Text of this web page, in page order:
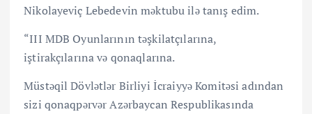
Nikolayeviç Lebedevin məktubu ilə tanış edim.
“III MDB Oyunlarının təşkilatçılarına,
iştirakçılarına və qonaqlarına.
Müstəqil Dövlətlər Birliyi İcraiyyə Komitəsi adından
sizi qonaqpərvər Azərbaycan Respublikasında